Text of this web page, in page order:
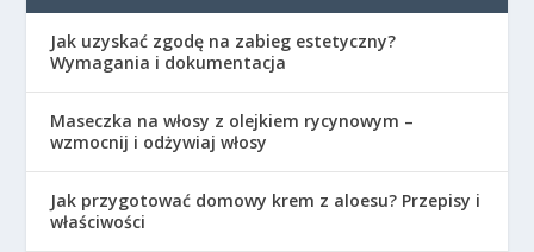
Jak uzyskać zgodę na zabieg estetyczny?
Wymagania i dokumentacja
Maseczka na włosy z olejkiem rycynowym –
wzmocnij i odżywiaj włosy
Jak przygotować domowy krem z aloesu? Przepisy i
właściwości